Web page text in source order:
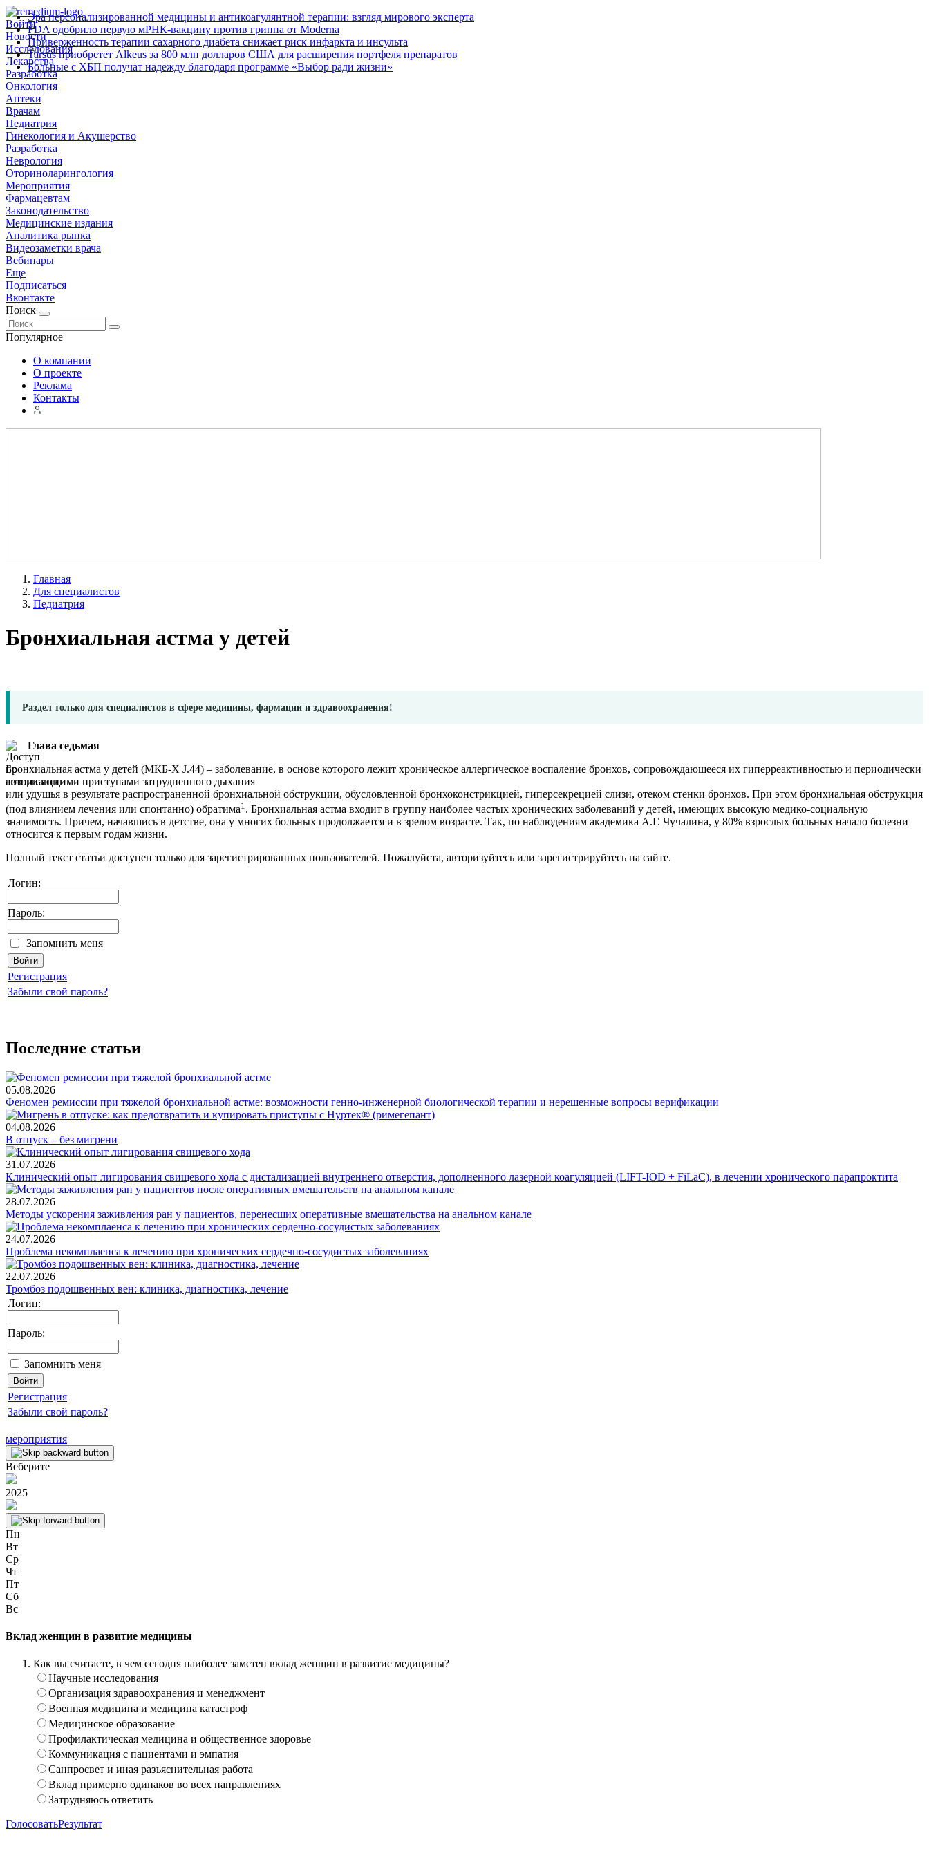
Войти
Новости
Исследования
Лекарства
Разработка
Онкология
Аптеки
Врачам
Педиатрия
Гинекология и Акушерство
Разработка
Неврология
Оториноларингология
Мероприятия
Фармацевтам
Законодательство
Медицинские издания
Аналитика рынка
Видеозаметки врача
Вебинары
Еще
Подписаться
Вконтакте
Поиск
Популярное
Эра персонализированной медицины и антикоагулянтной терапии: взгляд мирового эксперта
FDA одобрило первую мРНК‑вакцину против гриппа от Moderna
Приверженность терапии сахарного диабета снижает риск инфаркта и инсульта
Tarsus приобретет Alkeus за 800 млн долларов США для расширения портфеля препаратов
Больные с ХБП получат надежду благодаря программе «Выбор ради жизни»
О компании
О проекте
Реклама
Контакты
Главная
Для специалистов
Педиатрия
Бронхиальная астма у детей
Раздел только для специалистов в сфере медицины, фармации и здравоохранения!
Глава седьмая
Бронхиальная астма у детей (МКБ-Х J.44) – заболевание, в основе которого лежит хроническое аллергическое воспаление бронхов, сопровождающееся их гиперреактивностью и периодически
возникающими приступами затрудненного дыхания
или удушья в результате распространенной бронхиальной обструкции, обусловленной бронхоконстрикцией, гиперсекрецией слизи, отеком стенки бронхов. При этом бронхиальная обструкция
(под влиянием лечения или спонтанно) обратима1 . Бронхиальная астма входит в группу наиболее частых хронических заболеваний у детей, имеющих высокую медико-социальную
значимость. Причем, начавшись в детстве, она у многих больных продолжается и в зрелом возрасте. Так, по наблюдениям академика А.Г. Чучалина, у 80% взрослых больных начало болезни
относится к первым годам жизни.
Полный текст статьи доступен только для зарегистрированных пользователей. Пожалуйста, авторизуйтесь или зарегистрируйтесь на сайте.
Логин:
Пароль:
Запомнить меня
Регистрация
Забыли свой пароль?
Последние статьи
05.08.2026
Феномен ремиссии при тяжелой бронхиальной астме: возможности генно-инженерной биологической терапии и нерешенные вопросы верификации
04.08.2026
В отпуск – без мигрени
31.07.2026
Клинический опыт лигирования свищевого хода с дистализацией внутреннего отверстия, дополненного лазерной коагуляцией (LIFT-IOD + FiLaC), в лечении хронического парапроктита
28.07.2026
Методы ускорения заживления ран у пациентов, перенесших оперативные вмешательства на анальном канале
24.07.2026
Проблема некомплаенса к лечению при хронических сердечно-сосудистых заболеваниях
22.07.2026
Тромбоз подошвенных вен: клиника, диагностика, лечение
Логин:
Пароль:
Запомнить меня
Регистрация
Забыли свой пароль?
мероприятия
Веберите
2025
Пн
Вт
Ср
Чт
Пт
Сб
Вс
Вклад женщин в развитие медицины
Как вы считаете, в чем сегодня наиболее заметен вклад женщин в развитие медицины?
Научные исследования
Организация здравоохранения и менеджмент
Военная медицина и медицина катастроф
Медицинское образование
Профилактическая медицина и общественное здоровье
Коммуникация с пациентами и эмпатия
Санпросвет и иная разъяснительная работа
Вклад примерно одинаков во всех направлениях
Затрудняюсь ответить
ГолосоватьРезультат